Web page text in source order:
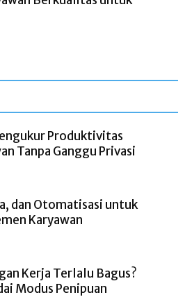
Produktivitas
Tanpa Ganggu Privasi
dan Otomatisasi untuk
Karyawan
Kerja Terlalu Bagus?
Modus Penipuan